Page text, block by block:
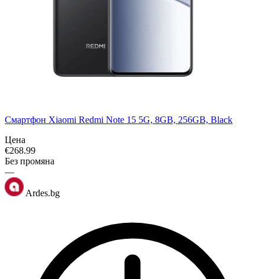
Смартфон Xiaomi Redmi Note 15 5G, 8GB, 256GB, Black
Цена
€268.99
Без промяна
—
Ardes.bg